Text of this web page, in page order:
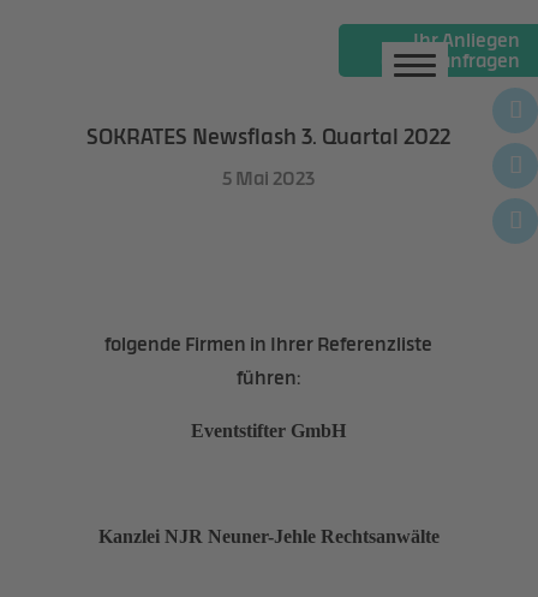
Gebäudemanagement
Über uns
Ihr Anliegen
online anfragen
SOKRATES Newsflash 3. Quartal 2022
5 Mai 2023
folgende Firmen in Ihrer Referenzliste
führen:
Eventstifter GmbH
Kanzlei NJR Neuner-Jehle Rechtsanwälte